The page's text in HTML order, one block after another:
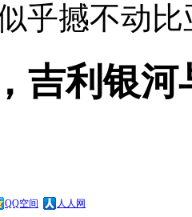
乎撼不动比
吉利银
QQ空间 人人网